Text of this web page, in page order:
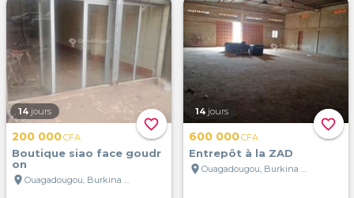
favorite_border
14 jours
200 000CFA
Boutique siao face goudr
on
location_on
Ouagadougou, Burkina Faso
favorite_border
14 jours
600 000CFA
Entrepôt à la ZAD
location_on
Ouagadougou, Burkina Faso